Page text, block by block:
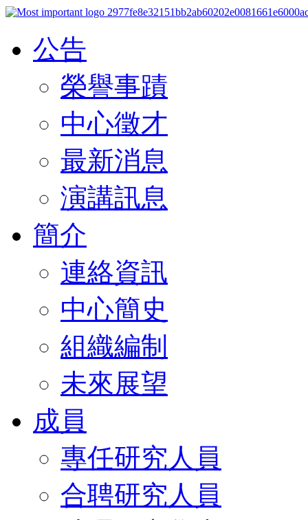
公告
榮譽事蹟
中心徵才
最新消息
演講訊息
簡介
連絡資訊
中心簡史
組織編制
未來展望
成員
專任研究人員
合聘研究人員